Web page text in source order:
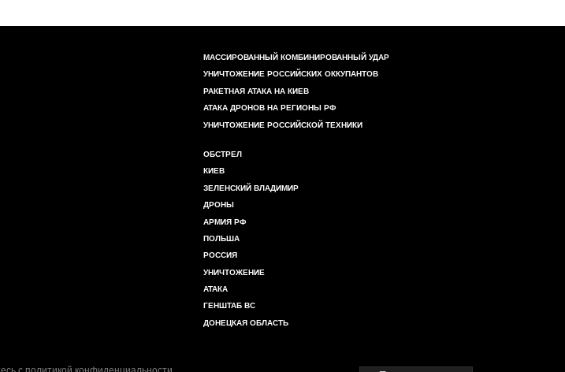
МАССИРОВАННЫЙ КОМБИНИРОВАННЫЙ УДАР
УНИЧТОЖЕНИЕ РОССИЙСКИХ ОККУПАНТОВ
РАКЕТНАЯ АТАКА НА КИЕВ
АТАКА ДРОНОВ НА РЕГИОНЫ РФ
УНИЧТОЖЕНИЕ РОССИЙСКОЙ ТЕХНИКИ
ОБСТРЕЛ
КИЕВ
ЗЕЛЕНСКИЙ ВЛАДИМИР
ДРОНЫ
АРМИЯ РФ
ПОЛЬША
РОССИЯ
УНИЧТОЖЕНИЕ
АТАКА
ГЕНШТАБ ВС
ДОНЕЦКАЯ ОБЛАСТЬ